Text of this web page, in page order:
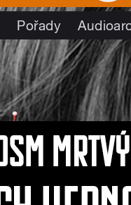
Pořady